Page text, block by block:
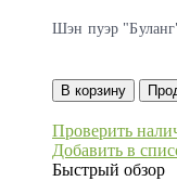
Шэн пуэр
В корзину
Проверить
Добавить в
Быстрый обзор